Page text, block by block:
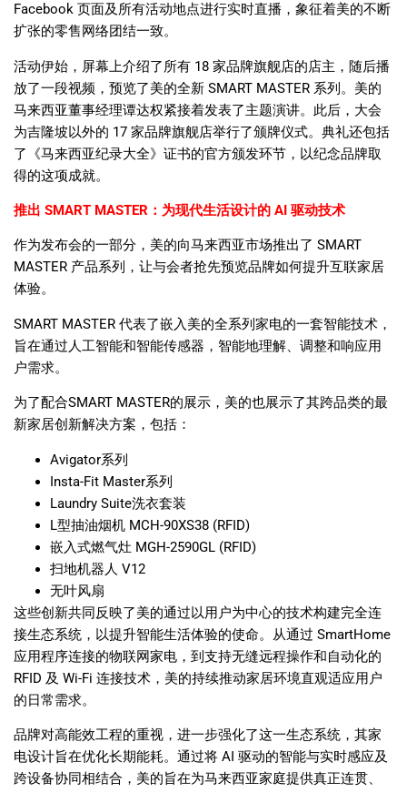
Facebook 页面及所有活动地点进行实时直播，象征着美的不断
扩张的零售网络团结一致。
活动伊始，屏幕上介绍了所有 18 家品牌旗舰店的店主，随后播
放了一段视频，预览了美的全新 SMART MASTER 系列。美的
马来西亚董事经理谭达权紧接着发表了主题演讲。此后，大会
为吉隆坡以外的 17 家品牌旗舰店举行了颁牌仪式。典礼还包括
了《马来西亚纪录大全》证书的官方颁发环节，以纪念品牌取
得的这项成就。
推出 SMART MASTER ：为现代生活设计的 AI 驱动技术
作为发布会的一部分，美的向马来西亚市场推出了 SMART
MASTER 产品系列，让与会者抢先预览品牌如何提升互联家居
体验。
SMART MASTER 代表了嵌入美的全系列家电的一套智能技术，
旨在通过人工智能和智能传感器，智能地理解、调整和响应用
户需求。
为了配合SMART MASTER的展示，美的也展示了其跨品类的最
新家居创新解决方案，包括：
Avigator系列
Insta-Fit Master系列
Laundry Suite洗衣套装
L型抽油烟机 MCH-90XS38 (RFID)
嵌入式燃气灶 MGH-2590GL (RFID)
扫地机器人 V12
无叶风扇
这些创新共同反映了美的通过以用户为中心的技术构建完全连
接生态系统，以提升智能生活体验的使命。从通过 SmartHome
应用程序连接的物联网家电，到支持无缝远程操作和自动化的
RFID 及 Wi-Fi 连接技术，美的持续推动家居环境直观适应用户
的日常需求。
品牌对高能效工程的重视，进一步强化了这一生态系统，其家
电设计旨在优化长期能耗。通过将 AI 驱动的智能与实时感应及
跨设备协同相结合，美的旨在为马来西亚家庭提供真正连贯、